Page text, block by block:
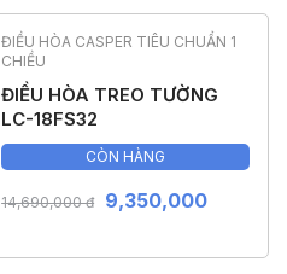
ĐIỀU HÒA CASPER TIÊU CHUẨN 1
CHIỀU
ĐIỀU HÒA TREO TƯỜNG
LC-18FS32
CÒN HÀNG
14,690,000 đ 9,350,000